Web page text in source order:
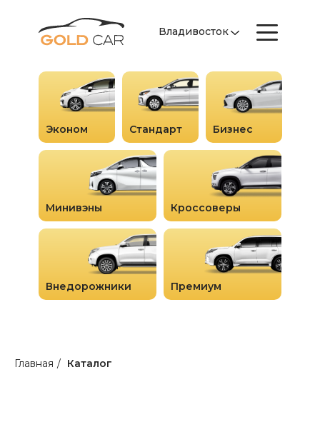
Владивосток
Эконом Стандарт
Минивэны
Внедорожники
Кроссоверы
Бизнес
Премиум
Главная / Каталог